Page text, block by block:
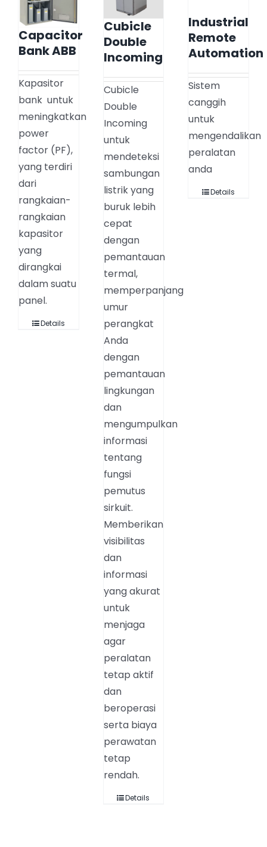
Capacitor
Bank ABB
Kapasitor
bank untuk
meningkatkan
power
factor (PF),
yang terdiri
dari
rangkaian-
rangkaian
kapasitor
yang
dirangkai
dalam suatu
panel.
Details
Cubicle
Double
Incoming
Cubicle
Double
Incoming
untuk
mendeteksi
sambungan
listrik yang
buruk lebih
cepat
dengan
pemantauan
termal,
memperpanjang
umur
perangkat
Anda
dengan
pemantauan
lingkungan
dan
mengumpulkan
informasi
tentang
fungsi
pemutus
sirkuit.
Memberikan
visibilitas
dan
informasi
yang akurat
untuk
menjaga
agar
peralatan
tetap aktif
dan
beroperasi
serta biaya
perawatan
tetap
rendah.
Details
Industrial
Remote
Automation
Sistem
canggih
untuk
mengendalikan
peralatan
anda
Details